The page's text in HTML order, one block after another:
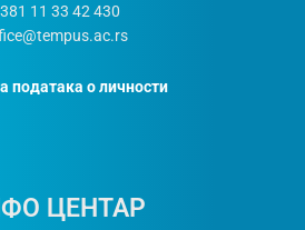
11 33 42 430
података о личности
ЦЕНТАР